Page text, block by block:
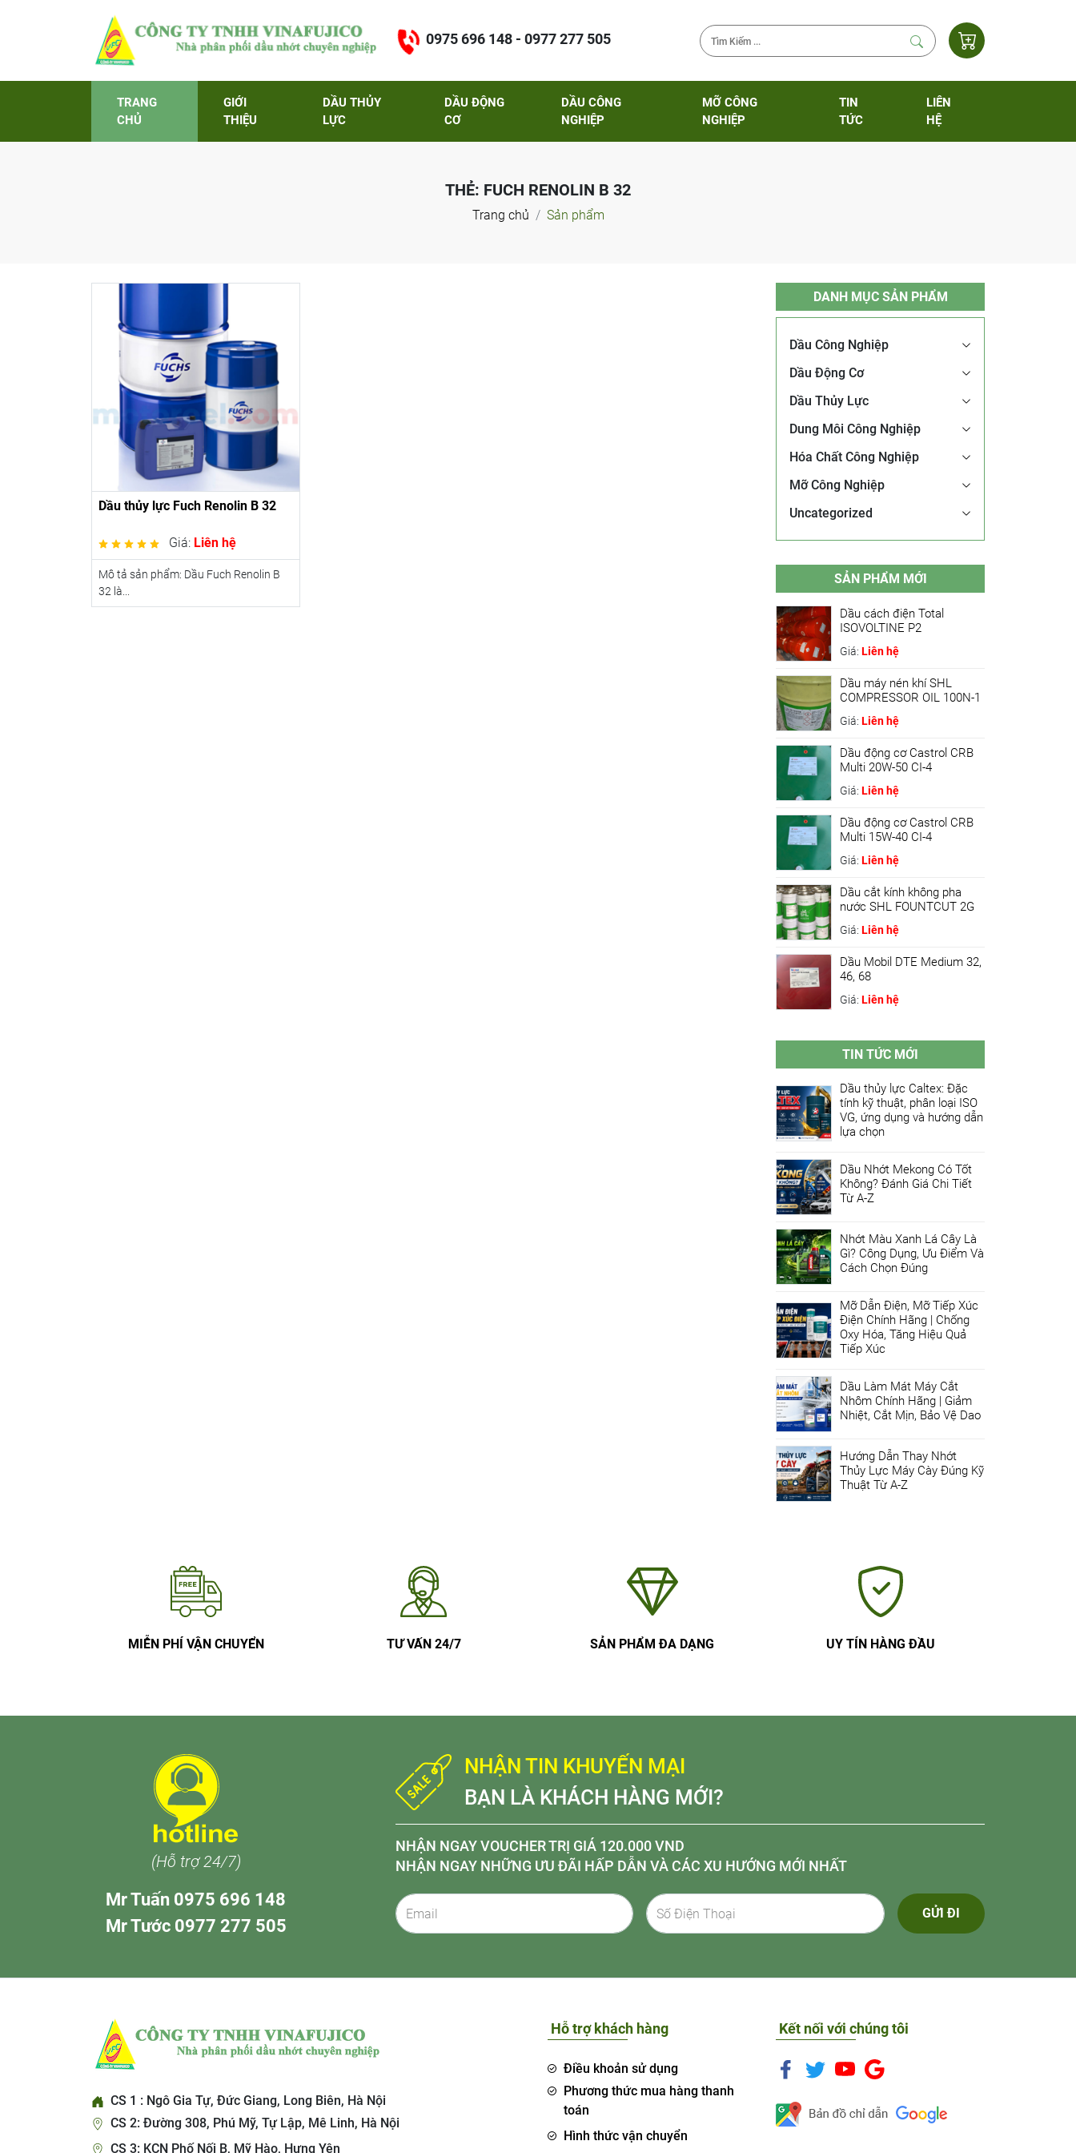
0975 696 148 - 0977 277 505
TRANG
CHỦ
GIỚI
THIỆU
DẦU THỦY
LỰC
DẦU ĐỘNG
CƠ
DẦU CÔNG
NGHIỆP
MỠ CÔNG
NGHIỆP
TIN
TỨC
LIÊN
HỆ
THẺ: FUCH RENOLIN B 32
Trang chủ Sản phẩm
Dầu thủy lực Fuch Renolin B 32
Giá: Liên hệ
Mô tả sản phẩm: Dầu Fuch Renolin B
32 là...
DANH MỤC SẢN PHẨM
Dầu Công Nghiệp
Dầu Động Cơ
Dầu Thủy Lực
Dung Môi Công Nghiệp
Hóa Chất Công Nghiệp
Mỡ Công Nghiệp
Uncategorized
SẢN PHẨM MỚI
Dầu cách điện Total
ISOVOLTINE P2
Giá: Liên hệ
Dầu máy nén khí SHL
COMPRESSOR OIL 100N-1
Giá: Liên hệ
Dầu động cơ Castrol CRB
Multi 20W-50 CI-4
Giá: Liên hệ
Dầu động cơ Castrol CRB
Multi 15W-40 CI-4
Giá: Liên hệ
Dầu cắt kính không pha
nước SHL FOUNTCUT 2G
Giá: Liên hệ
Dầu Mobil DTE Medium 32,
46, 68
Giá: Liên hệ
TIN TỨC MỚI
Dầu thủy lực Caltex: Đặc
tính kỹ thuật, phân loại ISO
VG, ứng dụng và hướng dẫn
lựa chọn
Dầu Nhớt Mekong Có Tốt
Không? Đánh Giá Chi Tiết
Từ A-Z
Nhớt Màu Xanh Lá Cây Là
Gì? Công Dụng, Ưu Điểm Và
Cách Chọn Đúng
Mỡ Dẫn Điện, Mỡ Tiếp Xúc
Điện Chính Hãng | Chống
Oxy Hóa, Tăng Hiệu Quả
Tiếp Xúc
Dầu Làm Mát Máy Cắt
Nhôm Chính Hãng | Giảm
Nhiệt, Cắt Mịn, Bảo Vệ Dao
Hướng Dẫn Thay Nhớt
Thủy Lực Máy Cày Đúng Kỹ
Thuật Từ A-Z
MIỄN PHÍ VẬN CHUYỂN TƯ VẤN 24/7 SẢN PHẨM ĐA DẠNG UY TÍN HÀNG ĐẦU
(Hỗ trợ 24/7)
Mr Tuấn 0975 696 148
Mr Tước 0977 277 505
NHẬN TIN KHUYẾN MẠI
BẠN LÀ KHÁCH HÀNG MỚI?
NHẬN NGAY VOUCHER TRỊ GIÁ 120.000 VND
NHẬN NGAY NHỮNG ƯU ĐÃI HẤP DẪN VÀ CÁC XU HƯỚNG MỚI NHẤT
GỬI ĐI
CS 1 : Ngô Gia Tự, Đức Giang, Long Biên, Hà Nội
CS 2: Đường 308, Phú Mỹ, Tự Lập, Mê Linh, Hà Nội
CS 3: KCN Phố Nối B, Mỹ Hào, Hưng Yên
Hỗ trợ khách hàng
Điều khoản sử dụng
Phương thức mua hàng thanh
toán
Hình thức vận chuyển
Kết nối với chúng tôi